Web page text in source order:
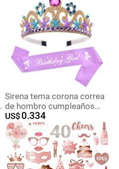
portátil, regalo para niños,
festival de fantasmas
transfronterizo
Sirena tema corona correa
de hombro cumpleaños
niña fiesta de cumpleaños
diadema púrpura banda
ceremonial
US$ 0.334